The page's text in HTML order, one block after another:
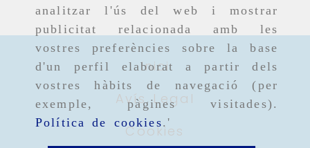
analitzar l'ús del web i mostrar
publicitat relacionada amb les
vostres preferències sobre la base
d'un perfil elaborat a partir dels
vostres hàbits de navegació (per
exemple, pàgines visitades).
Política de cookies.'
Inici
Avís Legal
Cookies